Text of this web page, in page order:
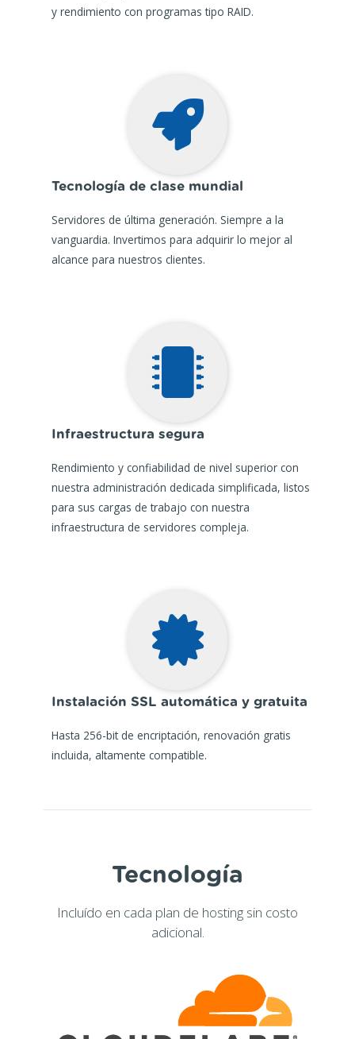
y rendimiento con programas tipo RAID.
Tecnología de clase mundial
Servidores de última generación. Siempre a la
vanguardia. Invertimos para adquirir lo mejor al
alcance para nuestros clientes.
Infraestructura segura
Rendimiento y confiabilidad de nivel superior con
nuestra administración dedicada simplificada, listos
para sus cargas de trabajo con nuestra
infraestructura de servidores compleja.
Instalación SSL automática y gratuita
Hasta 256-bit de encriptación, renovación gratis
incluida, altamente compatible.
Tecnología
Incluído en cada plan de hosting sin costo
adicional.